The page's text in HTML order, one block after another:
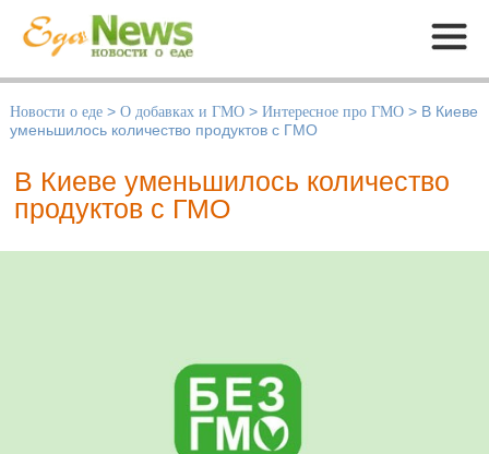
Меню
Новости о еде > О добавках и ГМО > Интересное про ГМО > В Киеве
уменьшилось количество продуктов с ГМО
В Киеве уменьшилось количество
продуктов с ГМО